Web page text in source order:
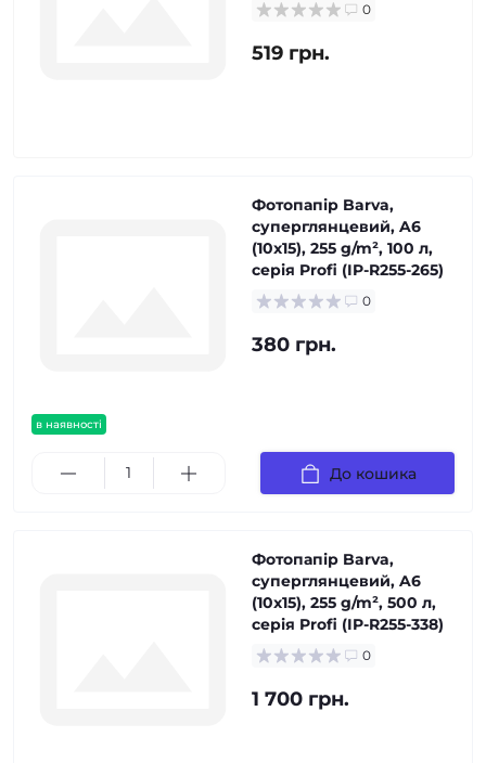
0
519 грн.
в наявності
Фотопапір Barva,
суперглянцевий, A6
(10x15), 255 g/m², 100 л,
серія Profi (IP-R255-265)
0
380 грн.
До кошика
Фотопапір Barva,
суперглянцевий, A6
(10x15), 255 g/m², 500 л,
серія Profi (IP-R255-338)
0
1 700 грн.